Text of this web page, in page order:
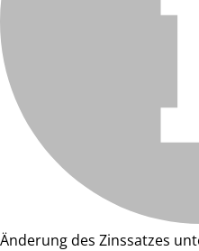
Änderung des Zinssatzes